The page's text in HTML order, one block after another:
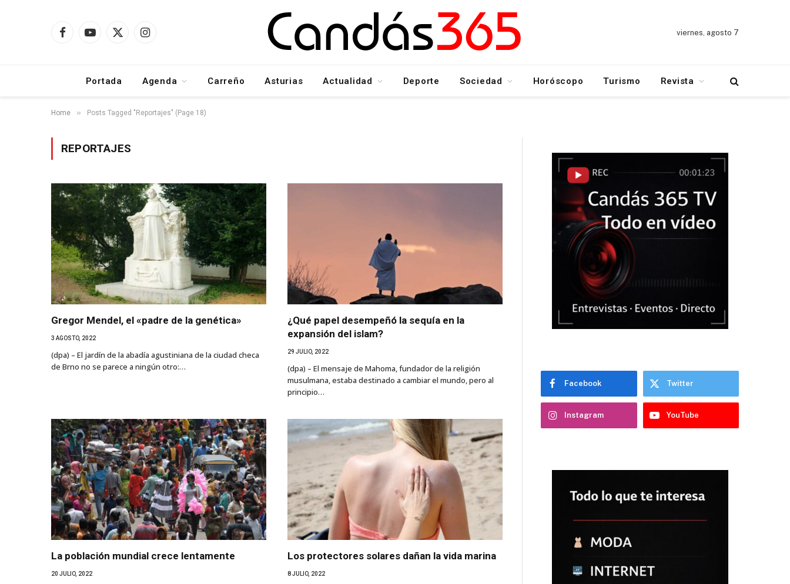
FacebookYouTube
X
Instagram
viernes, agosto 7
Portada Agenda Carreño Asturias Actualidad Deporte Sociedad Horóscopo Turismo Revista
Home » Posts Tagged "Reportajes" (Page 18)
REPORTAJES
Gregor Mendel, el «padre de la genética»
3 AGOSTO, 2022
(dpa) – El jardín de la abadía agustiniana de la ciudad checa
de Brno no se parece a ningún otro:…
¿Qué papel desempeñó la sequía en la
expansión del islam?
29 JULIO, 2022
(dpa) – El mensaje de Mahoma, fundador de la religión
musulmana, estaba destinado a cambiar el mundo, pero al
principio…
La población mundial crece lentamente
20 JULIO, 2022
Los protectores solares dañan la vida marina
8 JULIO, 2022
Facebook Twitter
Instagram YouTube